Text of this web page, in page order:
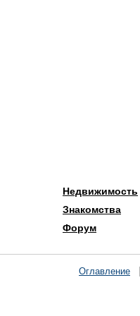
Недвижимость
Знакомства
Форум
Оглавление